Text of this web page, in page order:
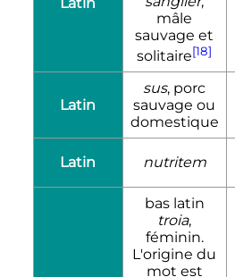
mâle
sauvage et
solitaire[18]
Latin
sus, porc
sauvage ou
domestique
Latin nutritem
bas latin
troia,
féminin.
L'origine du
mot est